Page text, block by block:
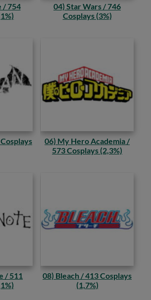
/ 754
04) Star Wars / 746
Cosplays (3%)
06) My Hero Academia /
573 Cosplays (2,3%)
/ 511
08) Bleach / 413 Cosplays
(1,7%)